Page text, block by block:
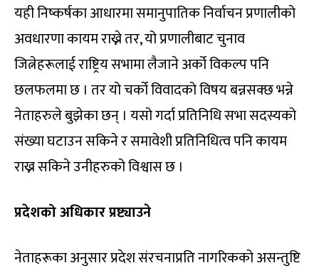
यही निष्कर्षका आधारमा समानुपातिक निर्वाचन प्रणालीको
अवधारणा कायम राख्ने तर, यो प्रणालीबाट चुनाव
जित्नेहरूलाई राष्ट्रिय सभामा लैजाने अर्को विकल्प पनि
छलफलमा छ । तर यो चर्को विवादको विषय बन्नसक्छ भन्ने
नेताहरुले बुझेका छन् । यसो गर्दा प्रतिनिधि सभा सदस्यको
संख्या घटाउन सकिने र समावेशी प्रतिनिधित्व पनि कायम
राख्न सकिने उनीहरुको विश्वास छ ।
प्रदेशको अधिकार प्रष्ट्याउने
नेताहरूका अनुसार प्रदेश संरचनाप्रति नागरिकको असन्तुष्टि